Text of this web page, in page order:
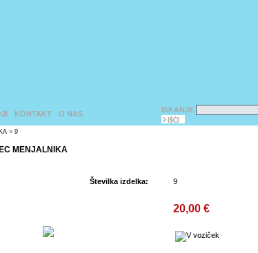
KONTAKT O NAS ISKANJE
» 9
MENJALNIKA
Številka izdelka: 9
20,00 €